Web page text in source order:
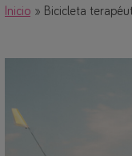
Inicio Bicicleta